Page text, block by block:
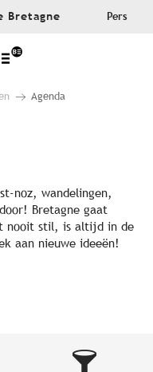
Bretagne Pers
Agenda
favoris
noz, wandelingen,
Bretagne gaat
nooit stil, is altijd in de
aan nieuwe ideeën!